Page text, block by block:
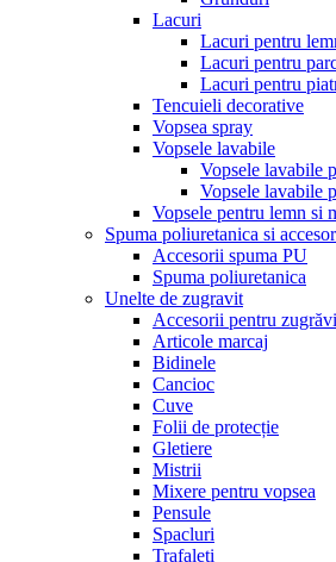
Lacuri
Lacuri pentru
Lacuri pentru
Lacuri pentru
Tencuieli decorative
Vopsea spray
Vopsele lavabile
Vopsele lavabile
Vopsele lavabile
Vopsele pentru lemn si
Spuma poliuretanica si
Accesorii spuma PU
Spuma poliuretanica
Unelte de zugravit
Accesorii pentru
Articole marcaj
Bidinele
Cancioc
Cuve
Folii de protecție
Gletiere
Mistrii
Mixere pentru vopsea
Pensule
Spacluri
Trafaleti